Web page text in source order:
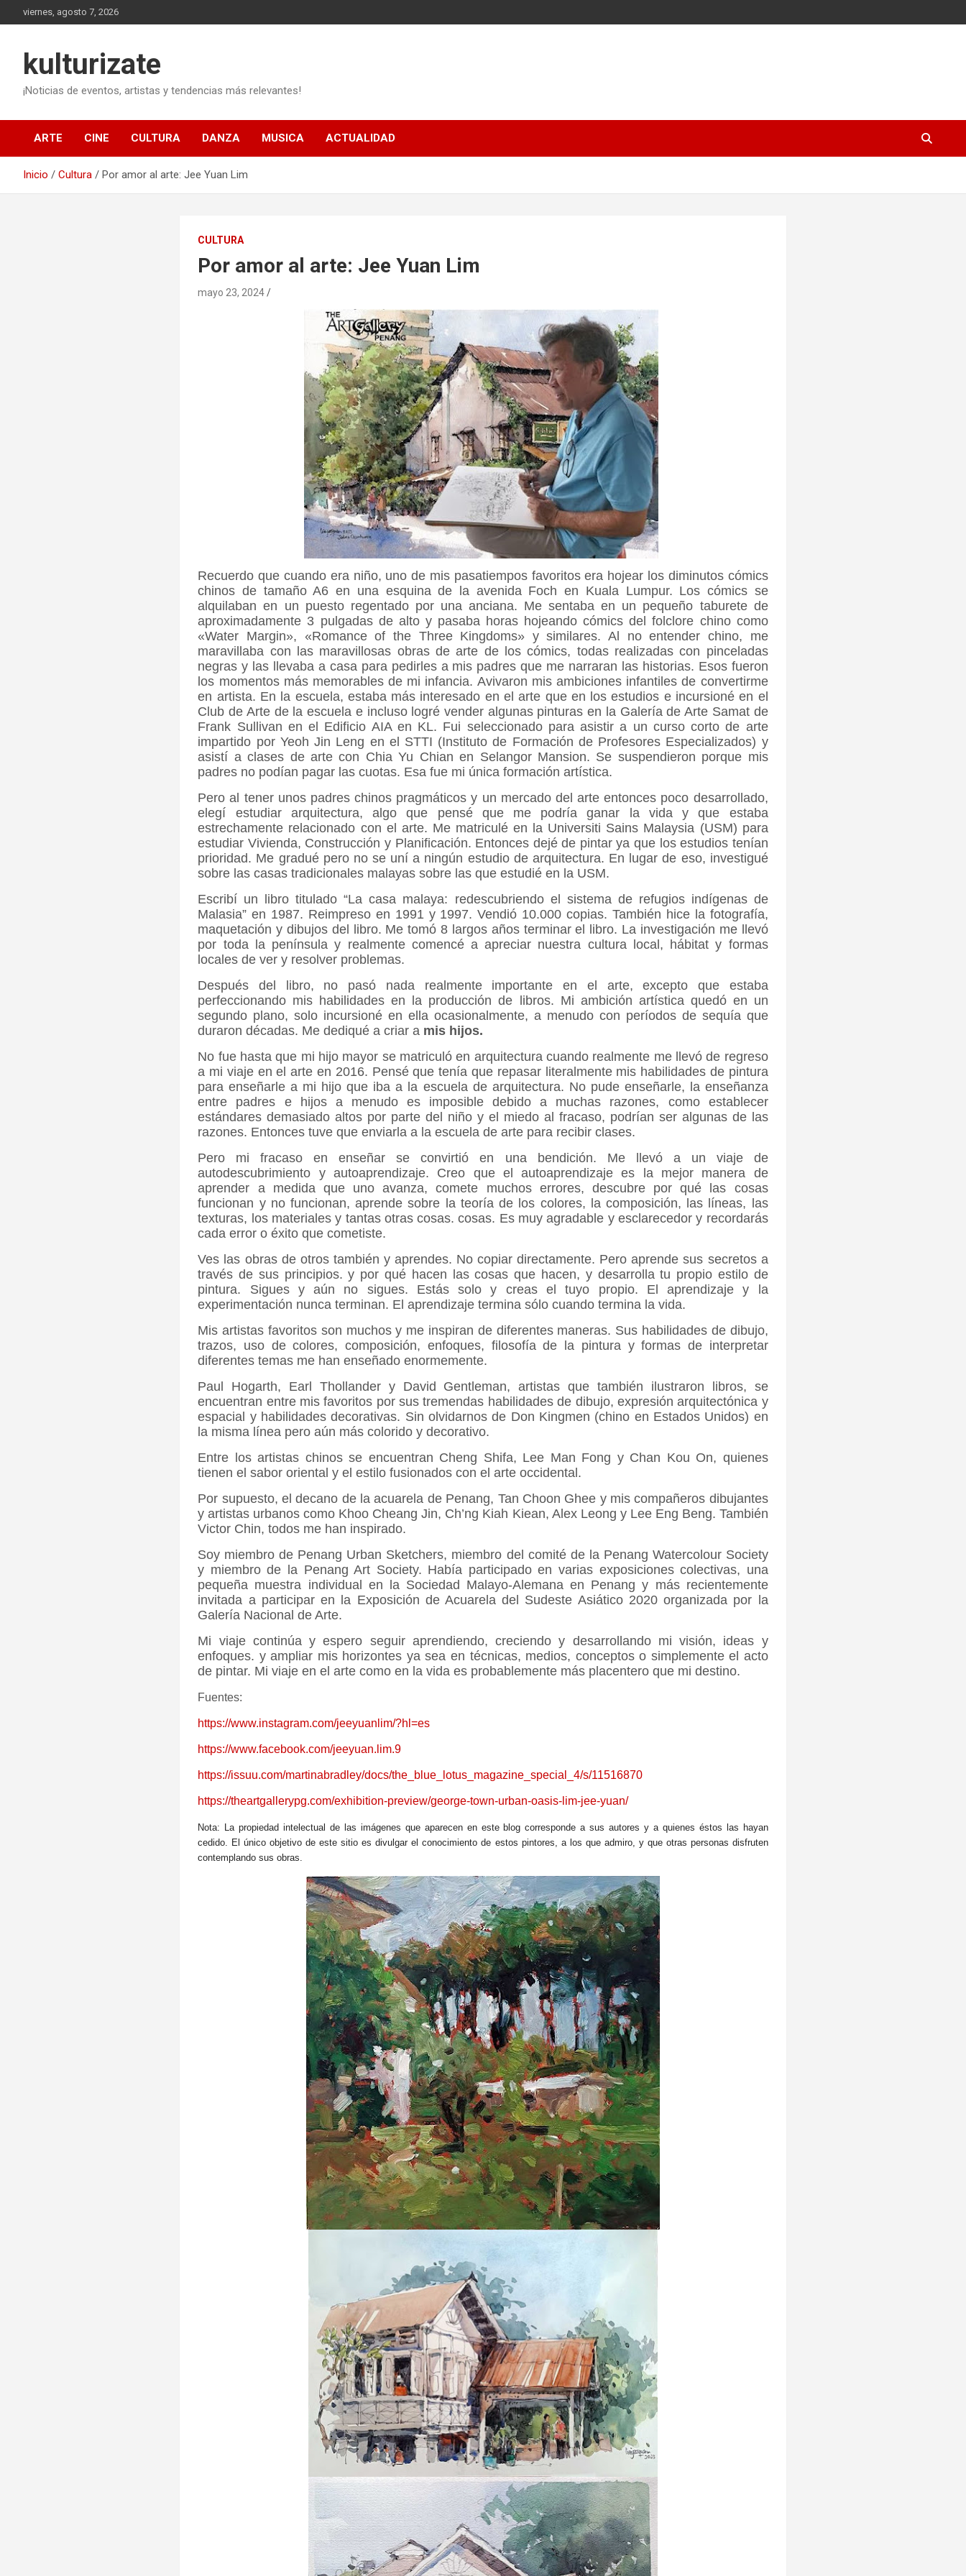
al
viernes, agosto 7, 2026
kulturizate
¡Noticias de eventos, artistas y tendencias más relevantes!
ARTE CINE CULTURA DANZA MUSICA ACTUALIDAD
Inicio Cultura Por amor al arte: Jee Yuan Lim
CULTURA
Por amor al arte: Jee Yuan Lim
mayo 23, 2024
Recuerdo que cuando era niño, uno de mis pasatiempos favoritos era hojear los diminutos cómics
chinos de tamaño A6 en una esquina de la avenida Foch en Kuala Lumpur. Los cómics se
alquilaban en un puesto regentado por una anciana. Me sentaba en un pequeño taburete de
aproximadamente 3 pulgadas de alto y pasaba horas hojeando cómics del folclore chino como
«Water Margin», «Romance of the Three Kingdoms» y similares. Al no entender chino, me
maravillaba con las maravillosas obras de arte de los cómics, todas realizadas con pinceladas
negras y las llevaba a casa para pedirles a mis padres que me narraran las historias. Esos fueron
los momentos más memorables de mi infancia. Avivaron mis ambiciones infantiles de convertirme
en artista. En la escuela, estaba más interesado en el arte que en los estudios e incursioné en el
Club de Arte de la escuela e incluso logré vender algunas pinturas en la Galería de Arte Samat de
Frank Sullivan en el Edificio AIA en KL. Fui seleccionado para asistir a un curso corto de arte
impartido por Yeoh Jin Leng en el STTI (Instituto de Formación de Profesores Especializados) y
asistí a clases de arte con Chia Yu Chian en Selangor Mansion. Se suspendieron porque mis
padres no podían pagar las cuotas. Esa fue mi única formación artística.
Pero al tener unos padres chinos pragmáticos y un mercado del arte entonces poco desarrollado,
elegí estudiar arquitectura, algo que pensé que me podría ganar la vida y que estaba
estrechamente relacionado con el arte. Me matriculé en la Universiti Sains Malaysia (USM) para
estudiar Vivienda, Construcción y Planificación. Entonces dejé de pintar ya que los estudios tenían
prioridad. Me gradué pero no se uní a ningún estudio de arquitectura. En lugar de eso, investigué
sobre las casas tradicionales malayas sobre las que estudié en la USM.
Escribí un libro titulado “La casa malaya: redescubriendo el sistema de refugios indígenas de
Malasia” en 1987. Reimpreso en 1991 y 1997. Vendió 10.000 copias. También hice la fotografía,
maquetación y dibujos del libro. Me tomó 8 largos años terminar el libro. La investigación me llevó
por toda la península y realmente comencé a apreciar nuestra cultura local, hábitat y formas
locales de ver y resolver problemas.
Después del libro, no pasó nada realmente importante en el arte, excepto que estaba
perfeccionando mis habilidades en la producción de libros. Mi ambición artística quedó en un
segundo plano, solo incursioné en ella ocasionalmente, a menudo con períodos de sequía que
duraron décadas. Me dediqué a criar a mis hijos.
No fue hasta que mi hijo mayor se matriculó en arquitectura cuando realmente me llevó de regreso
a mi viaje en el arte en 2016. Pensé que tenía que repasar literalmente mis habilidades de pintura
para enseñarle a mi hijo que iba a la escuela de arquitectura. No pude enseñarle, la enseñanza
entre padres e hijos a menudo es imposible debido a muchas razones, como establecer
estándares demasiado altos por parte del niño y el miedo al fracaso, podrían ser algunas de las
razones. Entonces tuve que enviarla a la escuela de arte para recibir clases.
Pero mi fracaso en enseñar se convirtió en una bendición. Me llevó a un viaje de
autodescubrimiento y autoaprendizaje. Creo que el autoaprendizaje es la mejor manera de
aprender a medida que uno avanza, comete muchos errores, descubre por qué las cosas
funcionan y no funcionan, aprende sobre la teoría de los colores, la composición, las líneas, las
texturas, los materiales y tantas otras cosas. cosas. Es muy agradable y esclarecedor y recordarás
cada error o éxito que cometiste.
Ves las obras de otros también y aprendes. No copiar directamente. Pero aprende sus secretos a
través de sus principios. y por qué hacen las cosas que hacen, y desarrolla tu propio estilo de
pintura. Sigues y aún no sigues. Estás solo y creas el tuyo propio. El aprendizaje y la
experimentación nunca terminan. El aprendizaje termina sólo cuando termina la vida.
Mis artistas favoritos son muchos y me inspiran de diferentes maneras. Sus habilidades de dibujo,
trazos, uso de colores, composición, enfoques, filosofía de la pintura y formas de interpretar
diferentes temas me han enseñado enormemente.
Paul Hogarth, Earl Thollander y David Gentleman, artistas que también ilustraron libros, se
encuentran entre mis favoritos por sus tremendas habilidades de dibujo, expresión arquitectónica y
espacial y habilidades decorativas. Sin olvidarnos de Don Kingmen (chino en Estados Unidos) en
la misma línea pero aún más colorido y decorativo.
Entre los artistas chinos se encuentran Cheng Shifa, Lee Man Fong y Chan Kou On, quienes
tienen el sabor oriental y el estilo fusionados con el arte occidental.
Por supuesto, el decano de la acuarela de Penang, Tan Choon Ghee y mis compañeros dibujantes
y artistas urbanos como Khoo Cheang Jin, Ch’ng Kiah Kiean, Alex Leong y Lee Eng Beng. También
Victor Chin, todos me han inspirado.
Soy miembro de Penang Urban Sketchers, miembro del comité de la Penang Watercolour Society
y miembro de la Penang Art Society. Había participado en varias exposiciones colectivas, una
pequeña muestra individual en la Sociedad Malayo-Alemana en Penang y más recientemente
invitada a participar en la Exposición de Acuarela del Sudeste Asiático 2020 organizada por la
Galería Nacional de Arte.
Mi viaje continúa y espero seguir aprendiendo, creciendo y desarrollando mi visión, ideas y
enfoques. y ampliar mis horizontes ya sea en técnicas, medios, conceptos o simplemente el acto
de pintar. Mi viaje en el arte como en la vida es probablemente más placentero que mi destino.
Fuentes:
https://www.instagram.com/jeeyuanlim/?hl=es
https://www.facebook.com/jeeyuan.lim.9
https://issuu.com/martinabradley/docs/the_blue_lotus_magazine_special_4/s/11516870
https://theartgallerypg.com/exhibition-preview/george-town-urban-oasis-lim-jee-yuan/
Nota: La propiedad intelectual de las imágenes que aparecen en este blog corresponde a sus autores y a quienes éstos las hayan
cedido. El único objetivo de este sitio es divulgar el conocimiento de estos pintores, a los que admiro, y que otras personas disfruten
contemplando sus obras.